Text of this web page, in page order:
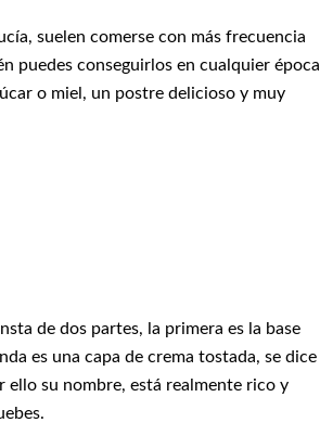
suelen comerse con más frecuencia
puedes conseguirlos en cualquier época
o miel, un postre delicioso y muy
de dos partes, la primera es la base
es una capa de crema tostada, se dice
ello su nombre, está realmente rico y